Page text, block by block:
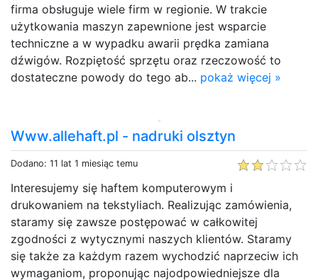
firma obsługuje wiele firm w regionie. W trakcie
użytkowania maszyn zapewnione jest wsparcie
techniczne a w wypadku awarii prędka zamiana
dźwigów. Rozpiętość sprzętu oraz rzeczowość to
dostateczne powody do tego ab... pokaż więcej »
Www.allehaft.pl - nadruki olsztyn
Dodano: 11 lat 1 miesiąc temu
Interesujemy się haftem komputerowym i
drukowaniem na tekstyliach. Realizując zamówienia,
staramy się zawsze postępować w całkowitej
zgodności z wytycznymi naszych klientów. Staramy
się także za każdym razem wychodzić naprzeciw ich
wymaganiom, proponując najodpowiedniejsze dla